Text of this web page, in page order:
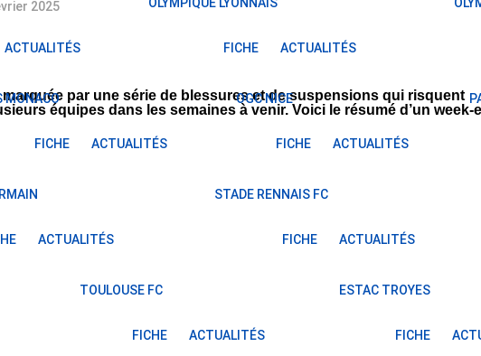
ACTUALITÉS FICHE ACTUALITÉS
MONACO
FICHE ACTUALITÉS
OGC NICE
FICHE ACTUALITÉS
ACTUALITÉS
STADE RENNAIS FC
FICHE ACTUALITÉS
TOULOUSE FC
FICHE ACTUALITÉS
ESTAC TROYES
FICHE
2025
marquée par une série de blessures et de suspensions qui risquent
équipes dans les semaines à venir. Voici le résumé d’un week-